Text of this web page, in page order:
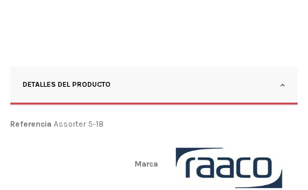
DETALLES DEL PRODUCTO
Marca
Referencia Assorter 5-18